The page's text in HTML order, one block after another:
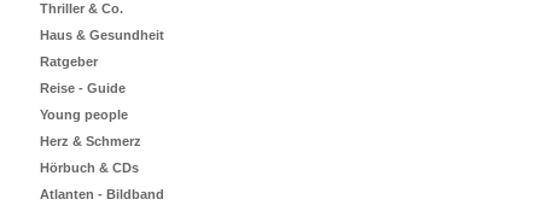
Thriller & Co.
Haus & Gesundheit
Ratgeber
Reise - Guide
Young people
Herz & Schmerz
Hörbuch & CDs
Atlanten - Bildband